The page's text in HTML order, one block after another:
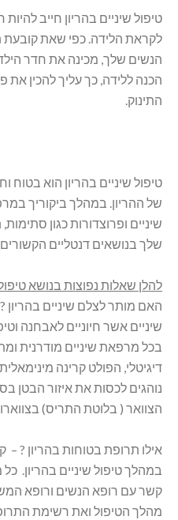
טיפול שיניים בהריון חייב
לקראת הלידה. כפי שאת קובעת
הנשים שלך, מכינה את חדר
הכנה ללידה, כך עליך להכין את
התינוק.
טיפול שיניים בהריון הוא בטוח
של ההריון. במהלך ביקוריך
שיניים ופרוצדורות כגון
שלך בנושאים דנטליים הקשורים
להלן שאלות נפוצות בנושא טיפול
האם מותר לצלם שיניים בהריון
שיניים אשר חיוניים לאבחנה
בכל מרפאת שיניים מודרנית
דיגיטלי, הפולט קרינה
נוהגים לכסות את איזור הבטן
הצוואר ( בלוטת התריס)
אילו תרופת בטוחות בהריון ?
במהלך טיפול שיניים בהריון. כל
קשר עם רופא הנשים ורופא
מהלך הטיפול ואת רשימת